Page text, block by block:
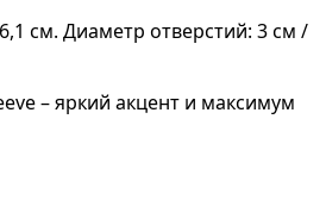
см. Диаметр отверстий: 3 см /
– яркий акцент и максимум